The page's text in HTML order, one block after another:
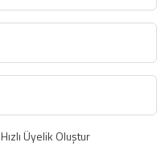
Hızlı Üyelik Oluştur